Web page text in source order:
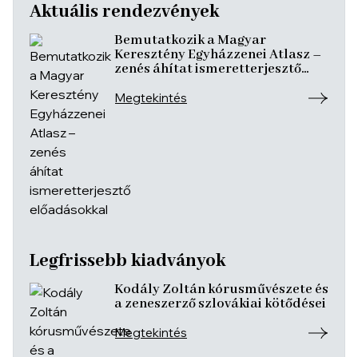
Aktuális rendezvények
Bemutatkozik a Magyar
Keresztény Egyházzenei Atlasz –
zenés áhítat ismeretterjesztő
Megtekintés
Legfrissebb kiadványok
Kodály Zoltán kórusművészete és
a zeneszerző szlovákiai kötődései
Megtekintés